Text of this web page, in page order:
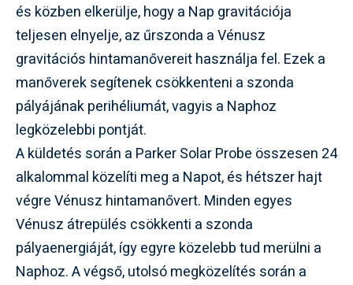
és közben elkerülje, hogy a Nap gravitációja
teljesen elnyelje, az űrszonda a Vénusz
gravitációs hintamanővereit használja fel. Ezek a
manőverek segítenek csökkenteni a szonda
pályájának perihéliumát, vagyis a Naphoz
legközelebbi pontját.
A küldetés során a Parker Solar Probe összesen 24
alkalommal közelíti meg a Napot, és hétszer hajt
végre Vénusz hintamanővert. Minden egyes
Vénusz átrepülés csökkenti a szonda
pályaenergiáját, így egyre közelebb tud merülni a
Naphoz. A végső, utolsó megközelítés során a